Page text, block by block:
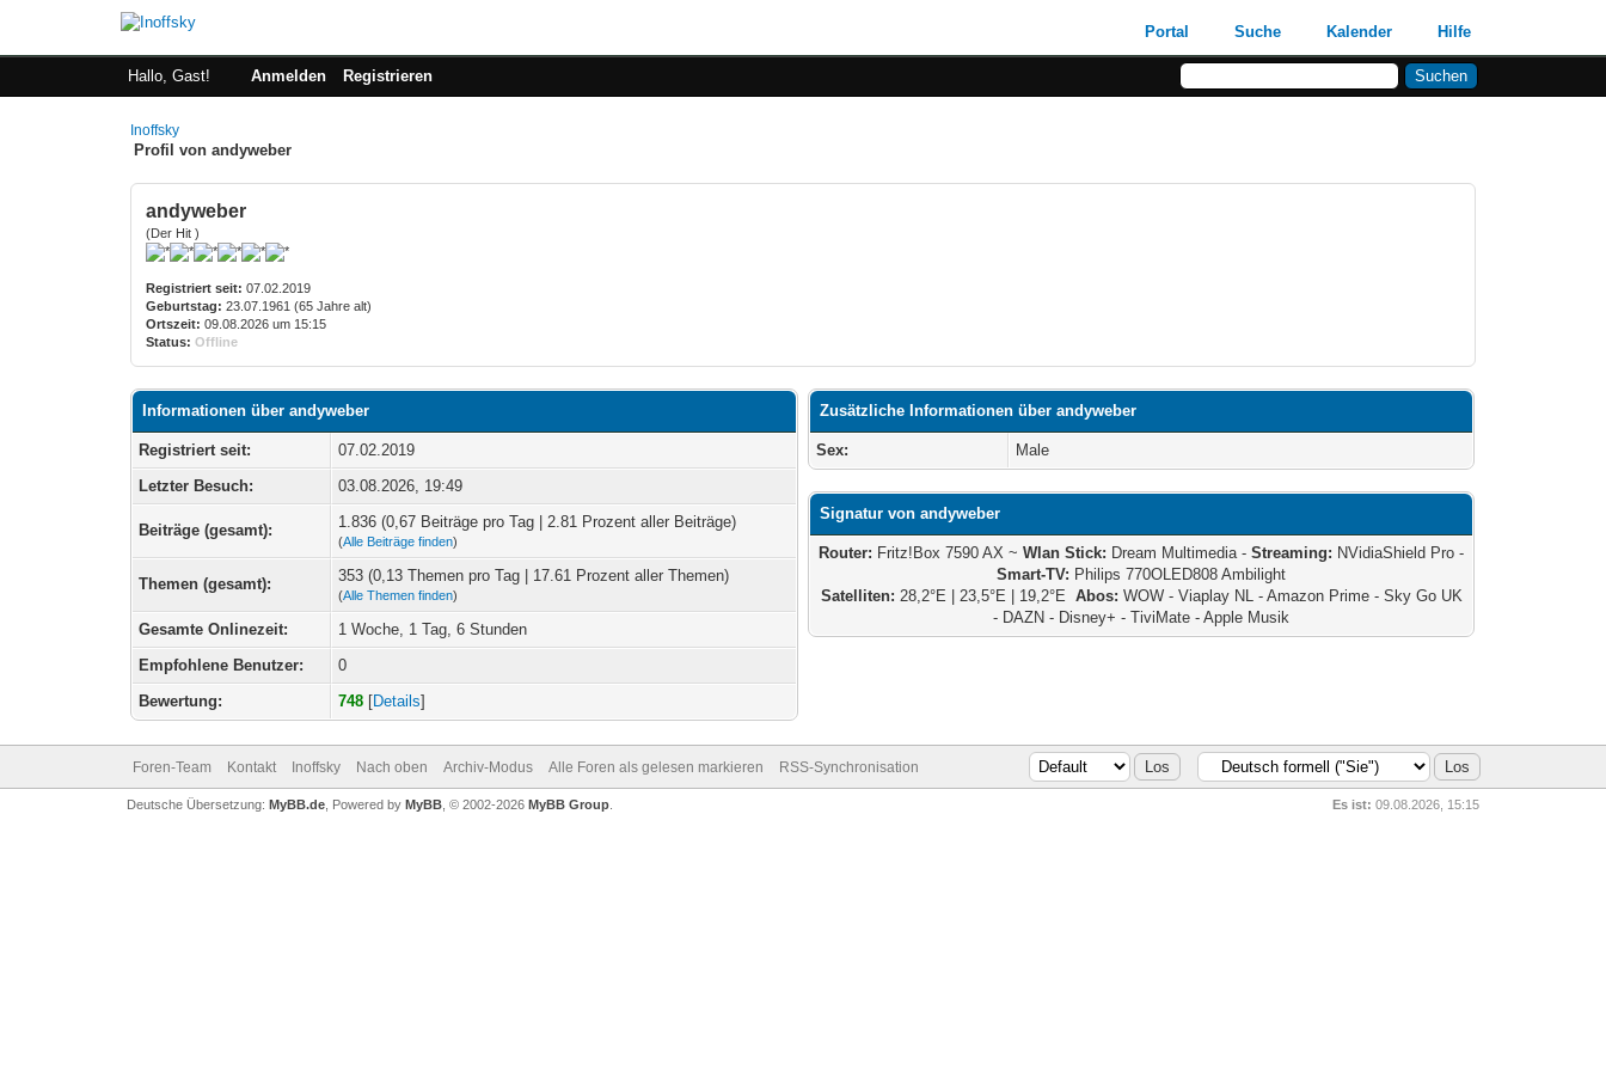
Portal Suche Kalender Hilfe
Hallo, Gast! Anmelden Registrieren
Inoffsky
Profil von andyweber
andyweber
(Der Hit )
Registriert seit: 07.02.2019
Geburtstag: 23.07.1961 (65 Jahre alt)
Ortszeit: 09.08.2026 um 15:15
Status: Offline
Informationen über andyweber
Registriert seit:
07.02.2019
Letzter Besuch:
03.08.2026, 19:49
Beiträge (gesamt): 1.836 (0,67 Beiträge pro Tag | 2.81 Prozent aller Beiträge)
(Alle Beiträge finden)
Themen (gesamt): 353 (0,13 Themen pro Tag | 17.61 Prozent aller Themen)
(Alle Themen finden)
Gesamte Onlinezeit:
1 Woche, 1 Tag, 6 Stunden
Empfohlene Benutzer:
0
Bewertung:
748 [Details]
Zusätzliche Informationen über andyweber
Sex: Male
Signatur von andyweber
Router: Fritz!Box 7590 AX ~Wlan Stick: Dream Multimedia -Streaming: NVidiaShield Pro -
Smart-TV: Philips 770OLED808 Ambilight
Satelliten: 28,2°E | 23,5°E | 19,2°E Abos: WOW - Viaplay NL - Amazon Prime - Sky Go UK
- DAZN - Disney+ - TiviMate - Apple Musik
Foren-Team Kontakt Inoffsky Nach oben Archiv-Modus Alle Foren als gelesen markieren RSS-Synchronisation
Es ist: 09.08.2026, 15:15
Deutsche Übersetzung: MyBB.de, Powered by MyBB, © 2002-2026 MyBB Group.